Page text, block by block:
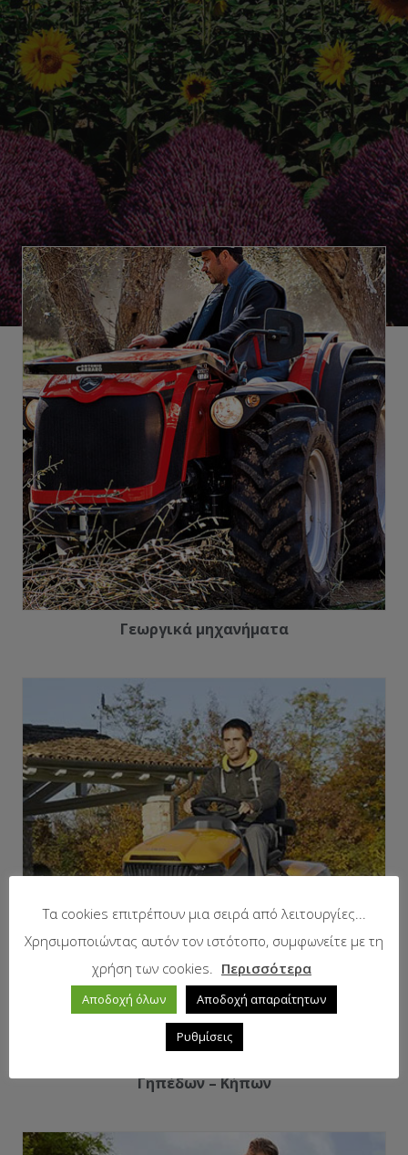
Γεωργικά μηχανήματα
Γηπέδων – Κήπων
Τα cookies επιτρέπουν μια σειρά από λειτουργίες...
Χρησιμοποιώντας αυτόν τον ιστότοπο, συμφωνείτε με τη
χρήση των cookies.
Περισσότερα
Αποδοχή όλων Αποδοχή απαραίτητων
Ρυθμίσεις